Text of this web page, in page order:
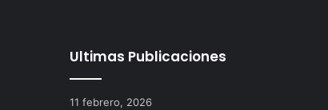
Ultimas Publicaciones
11 febrero, 2026